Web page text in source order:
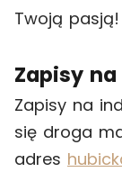
Twoją pasją!
Zapisy
Zapisy na
się droga
adres